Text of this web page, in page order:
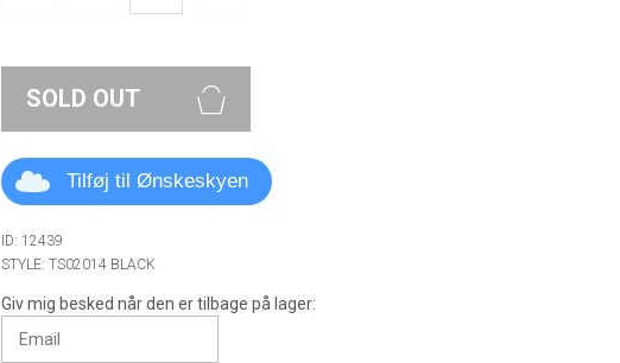
SOLD OUT
Tilføj til Ønskeskyen
ID: 12439
STYLE: TS02014 BLACK
Giv mig besked når den er tilbage på lager: